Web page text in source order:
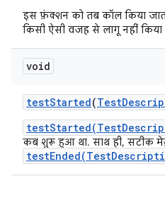
इस फ़ंक्शन को तब कॉल किया
किसी ऐसी वजह से लागू नहीं किया
void
testStarted(Test
कब शुरू हुआ था. साथ ही, सटीक